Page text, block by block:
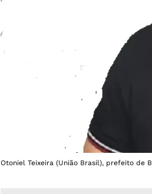
Otoniel Teixeira (União Brasil), prefeito de